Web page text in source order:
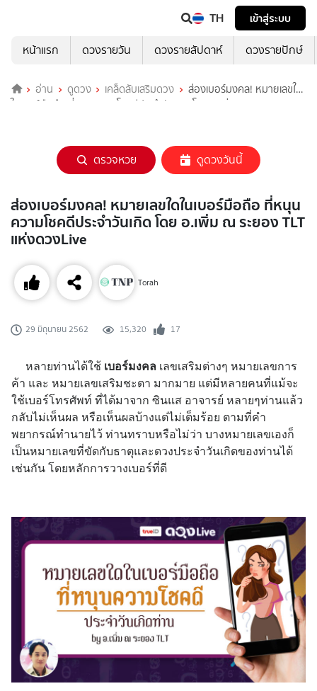
TH
เข้าสู่ระบบ
หน้าแรก
ดวงรายวัน ดวงรายสัปดาห์ ดวงรายปักษ์
อ่าน ดูดวง เคล็ดลับเสริมดวง
ส่องเบอร์มงคล! หมายเลขใด
ในเบอร์มือถือ ที่หนุนความโชคดีประจำวันเกิด โดย อ.เพิ่ม ณ ระยอง TLT
ตรวจหวย ดูดวงวันนี้
ส่องเบอร์มงคล! หมายเลขใดในเบอร์มือถือ ที่หนุน
ความโชคดีประจำวันเกิด โดย อ.เพิ่ม ณ ระยอง TLT
แห่งดวงLive
Torah
29 มิถุนายน 2562 15,320 17
หลายท่านได้ใช้ เบอร์มงคล เลขเสริมต่างๆ หมายเลขการ
ค้า และ หมายเลขเสริมชะตา มากมาย แต่มีหลายคนที่แม้จะ
ใช้เบอร์โทรศัพท์ ที่ได้มาจาก ซินแส อาจารย์ หลายๆท่านแล้ว
กลับไม่เห็นผล หรือเห็นผลบ้างแต่ไม่เต็มร้อย ตามที่คำ
พยากรณ์ทำนายไว้ ท่านทราบหรือไม่ว่า บางหมายเลขเองก็
เป็นหมายเลขที่ขัดกับธาตุและดวงประจำวันเกิดของท่านได้
เช่นกัน โดยหลักการวางเบอร์ที่ดี